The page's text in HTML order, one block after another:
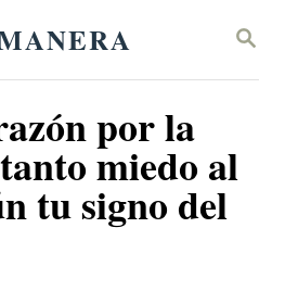
S
A
por la
miedo al
tu signo del